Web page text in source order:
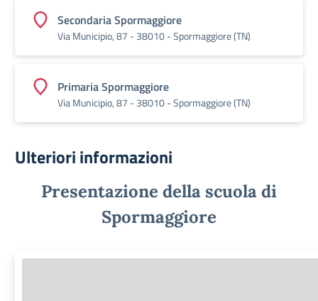
Secondaria Spormaggiore
Via Municipio, 87 - 38010 - Spormaggiore (TN)
Primaria Spormaggiore
Via Municipio, 87 - 38010 - Spormaggiore (TN)
Ulteriori informazioni
Presentazione della scuola di
Spormaggiore